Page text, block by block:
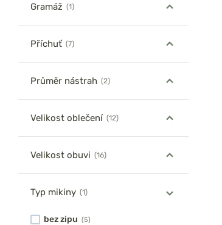
Gramáž (1)
Příchuť (7)
Průměr nástrah (2)
Velikost oblečení (12)
Velikost obuvi (16)
Typ mikiny (1)
bez zipu (5)